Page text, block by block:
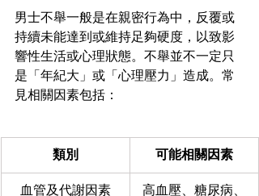
男士不舉一般是在親密行為中，反覆或
持續未能達到或維持足夠硬度，以致影
響性生活或心理狀態。不舉並不一定只
是「年紀大」或「心理壓力」造成。常
見相關因素包括：
類別 可能相關因素
血管及代謝因素
高血壓、糖尿病、